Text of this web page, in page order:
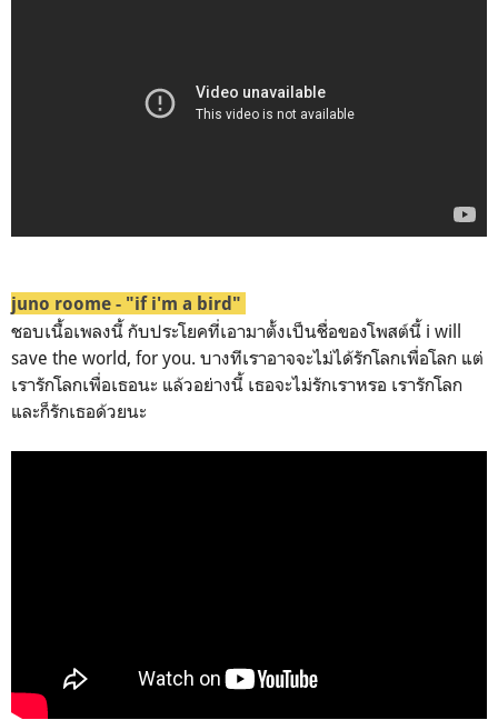
juno roome - "if i'm a bird"
ชอบเนื้อเพลงนี้ กับประโยคที่เอามาตั้งเป็นชื่อของโพสต์นี้ i will
save the world, for you. บางทีเราอาจจะไม่ได้รักโลกเพื่อโลก แต่
เรารักโลกเพื่อเธอนะ แล้วอย่างนี้ เธอจะไม่รักเราหรอ เรารักโลก
และก็รักเธอด้วยนะ